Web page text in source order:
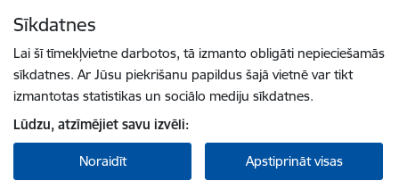
Sīkdatnes
Lai šī tīmekļvietne darbotos, tā izmanto obligāti nepieciešamās
sīkdatnes. Ar Jūsu piekrišanu papildus šajā vietnē var tikt
izmantotas statistikas un sociālo mediju sīkdatnes.
Lūdzu, atzīmējiet savu izvēli:
Noraidīt Apstiprināt visas